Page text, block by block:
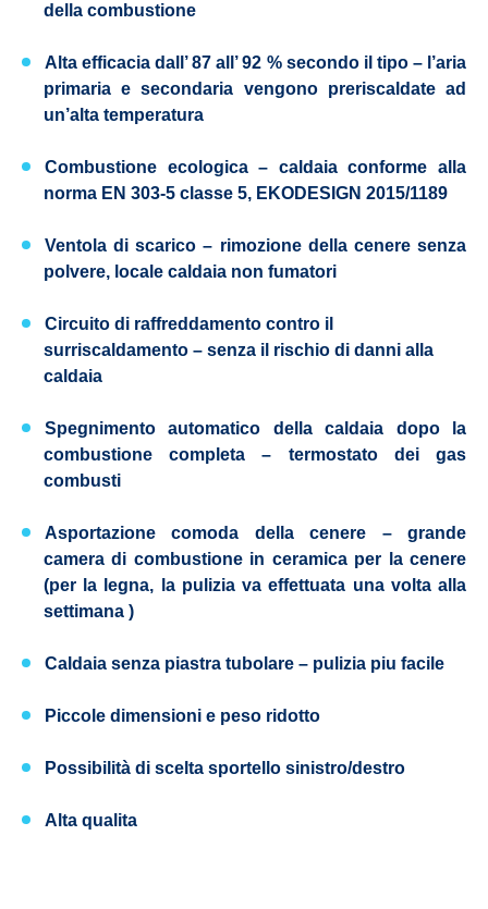
della combustione
Alta efficacia dall’ 87 all’ 92 %secondo il tipo – l’aria
primaria e secondaria vengono preriscaldate ad
un’alta temperatura
Combustione ecologica– caldaia conforme alla
norma EN 303-5 classe 5, EKODESIGN 2015/1189
Ventola di scarico – rimozione della cenere senza
polvere, locale caldaia non fumatori
Circuito di raffreddamento contro il
surriscaldamento – senza il rischio di danni alla
caldaia
Spegnimento automatico della caldaia dopo la
combustione completa – termostato dei gas
combusti
Asportazione comoda della cenere – grande
camera di combustione in ceramica per la cenere
(per la legna, la pulizia va effettuata una volta alla
settimana )
Caldaia senza piastra tubolare – pulizia piu facile
Piccole dimensioni e peso ridotto
Possibilità di scelta sportello sinistro/destro
Alta qualita